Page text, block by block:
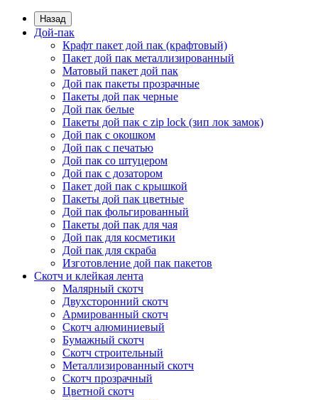
Назад
Дой-пак
Крафт пакет дой пак (крафтовый)
Пакет дой пак металлизированный
Матовый пакет дой пак
Дой пак пакеты прозрачные
Пакеты дой пак черные
Дой пак белые
Пакеты дой пак с zip lock (зип лок замок)
Дой пак с окошком
Дой пак с печатью
Дой пак со штуцером
Дой пак с дозатором
Пакет дой пак с крышкой
Пакеты дой пак цветные
Дой пак фольгированный
Пакеты дой пак для чая
Дой пак для косметики
Дой пак для скраба
Изготовление дой пак пакетов
Скотч и клейкая лента
Малярный скотч
Двухсторонний скотч
Армированный скотч
Скотч алюминиевый
Бумажный скотч
Скотч строительный
Металлизированный скотч
Скотч прозрачный
Цветной скотч